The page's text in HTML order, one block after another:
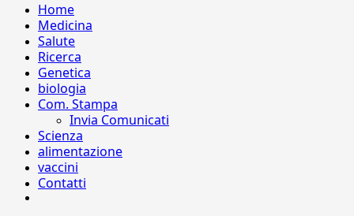
Home
Medicina
Salute
Ricerca
Genetica
biologia
Com. Stampa
Invia Comunicati
Scienza
alimentazione
vaccini
Contatti